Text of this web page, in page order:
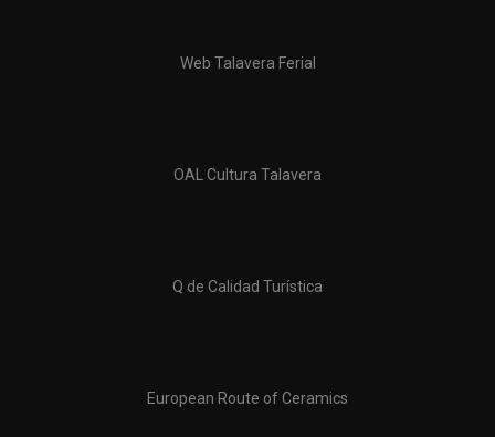
Web Talavera Ferial
OAL Cultura Talavera
Q de Calidad Turística
European Route of Ceramics